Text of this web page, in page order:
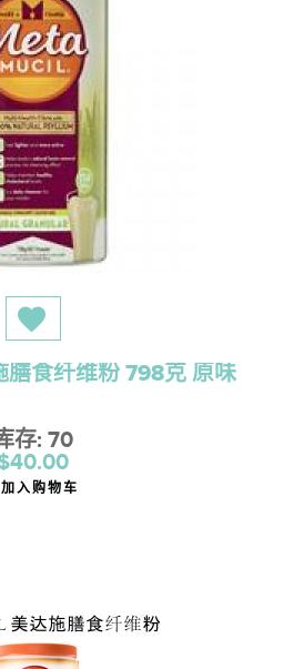
食纤维粉 798克 原味
存: 70
加入购物车